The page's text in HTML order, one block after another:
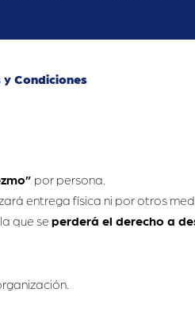
y Condiciones
por persona.
entrega física ni por otros
que seperderá el derecho a